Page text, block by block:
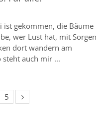
ist gekommen, die Bäume
wer Lust hat, mit Sorgen
dort wandern am
auch mir ...
5 Nächste Seite